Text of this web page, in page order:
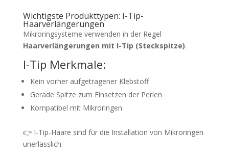
Wichtigste Produkttypen: I-Tip-
Haarverlängerungen
Mikroringsysteme verwenden in der Regel
Haarverlängerungen mit I-Tip (Steckspitze).
I-Tip Merkmale:
Kein vorher aufgetragener Klebstoff
Gerade Spitze zum Einsetzen der Perlen
Kompatibel mit Mikroringen
👉 I-Tip-Haare sind für die Installation von Mikroringen
unerlässlich.